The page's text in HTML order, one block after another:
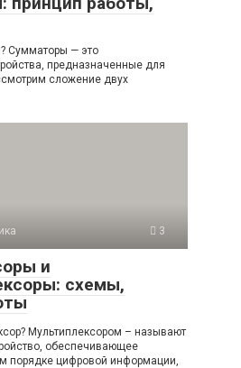
Сумматоры — это
предназначенные для
сложение двух
3
и
схемы,
Мультиплексором – называют
обеспечивающее
порядке цифровой информации,